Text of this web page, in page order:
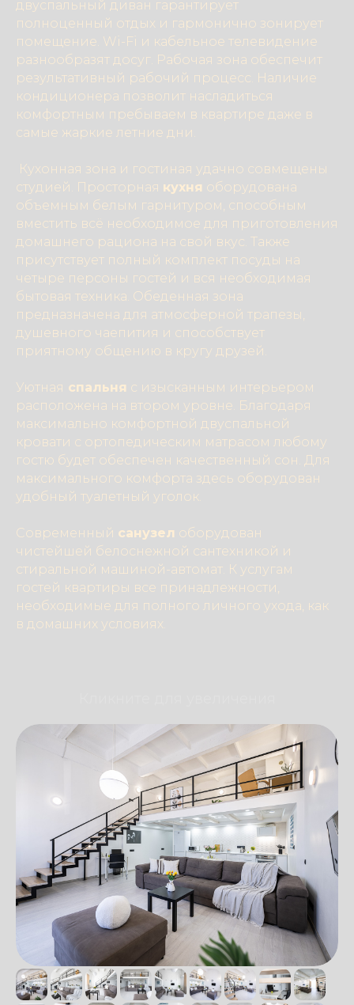
двуспальный диван гарантирует
полноценный отдых и гармонично зонирует
помещение. Wi-Fi и кабельное телевидение
разнообразят досуг. Рабочая зона обеспечит
результативный рабочий процесс. Наличие
кондиционера позволит насладиться
комфортным пребываем в квартире даже в
самые жаркие летние дни.
Кухонная зона и гостиная удачно совмещены
студией. Просторная кухня оборудована
объемным белым гарнитуром, способным
вместить всё необходимое для приготовления
домашнего рациона на свой вкус. Также
присутствует полный комплект посуды на
четыре персоны гостей и вся необходимая
бытовая техника. Обеденная зона
предназначена для атмосферной трапезы,
душевного чаепития и способствует
приятному общению в кругу друзей.
Уютная спальня с изысканным интерьером
расположена на втором уровне. Благодаря
максимально комфортной двуспальной
кровати с ортопедическим матрасом любому
гостю будет обеспечен качественный сон. Для
максимального комфорта здесь оборудован
удобный туалетный уголок.
Современный санузел оборудован
чистейшей белоснежной сантехникой и
стиральной машиной-автомат. К услугам
гостей квартиры все принадлежности,
необходимые для полного личного ухода, как
в домашних условиях.